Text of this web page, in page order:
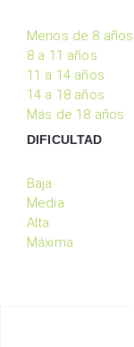
Menos de 8 años
8 a 11 años
11 a 14 años
14 a 18 años
Más de 18 años
DIFICULTAD
Baja
Media
Alta
Máxima